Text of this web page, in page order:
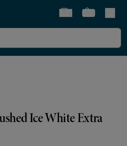
SnabbvalVarukorg
Ice White Extra